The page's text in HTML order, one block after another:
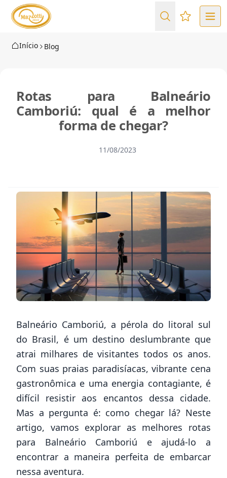
Favoritos
Início Blog
Rotas para Balneário
Camboriú: qual é a melhor
forma de chegar?
11/08/2023
Balneário Camboriú, a pérola do litoral sul
do Brasil, é um destino deslumbrante que
atrai milhares de visitantes todos os anos.
Com suas praias paradisíacas, vibrante cena
gastronômica e uma energia contagiante, é
difícil resistir aos encantos dessa cidade.
Mas a pergunta é: como chegar lá? Neste
artigo, vamos explorar as melhores rotas
para Balneário Camboriú e ajudá-lo a
encontrar a maneira perfeita de embarcar
nessa aventura.